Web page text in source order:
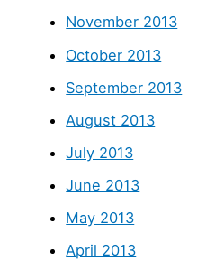
November 2013
October 2013
September 2013
August 2013
July 2013
June 2013
May 2013
April 2013